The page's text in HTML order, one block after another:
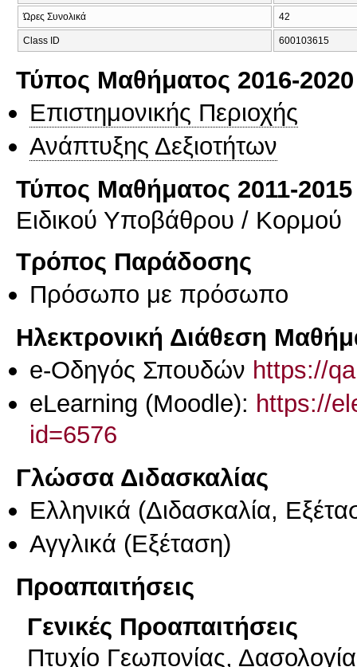
Ώρες Συνολικά 42
Class ID 600103615
Τύπος Μαθήματος 2016-2020
Επιστημονικής Περιοχής
Ανάπτυξης Δεξιοτήτων
Τύπος Μαθήματος 2011-2015
Ειδικού Υποβάθρου / Κορμού
Τρόπος Παράδοσης
Πρόσωπο με πρόσωπο
Ηλεκτρονική Διάθεση
e-Οδηγός Σπουδών https://
eLearning (Moodle): https://
id=6576
Γλώσσα Διδασκαλίας
Ελληνικά (Διδασκαλία,
Αγγλικά (Εξέταση)
Προαπαιτήσεις
Γενικές Προαπαιτήσεις
Πτυχίο Γεωπονίας,